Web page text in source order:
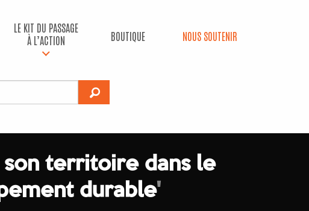
LE KIT DU PASSAGE
À L’ACTION
BOUTIQUE NOUS SOUTENIR
son territoire dans le
durable'